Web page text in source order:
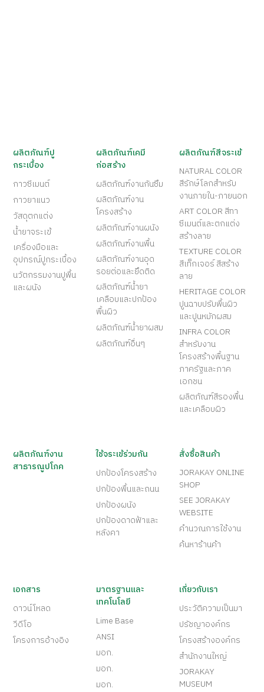
ผลิตภัณฑ์ปู
กระเบื้อง
กาวซีเมนต์
กาวยาแนว
วัสดุตกแต่ง
น้ำยาจระเข้
เครื่องมือและ
อุปกรณ์ปูกระเบื้อง
นวัตกรรมงานปูพื้น
และผนัง
ผลิตภัณฑ์เคมี
ก่อสร้าง
ผลิตภัณฑ์งานกันซึม
ผลิตภัณฑ์งาน
โครงสร้าง
ผลิตภัณฑ์งานผนัง
ผลิตภัณฑ์งานพื้น
ผลิตภัณฑ์งานอุด
รอยต่อและยึดติด
ผลิตภัณฑ์น้ำยา
เคลือบและปกป้อง
พื้นผิว
ผลิตภัณฑ์น้ำยาผสม
ผลิตภัณฑ์อื่นๆ
ผลิตภัณฑ์สีจระเข้
NATURAL COLOR
สีรักษ์โลกสำหรับ
งานภายใน-ภายนอก
ART COLOR สีทา
ซีเมนต์และตกแต่ง
สร้างลาย
TEXTURE COLOR
สีเท็กเจอร์ สีสร้าง
ลาย
HERITAGE COLOR
ปูนฉาบปรับพื้นผิว
และปูนหมักผสม
INFRA COLOR
สำหรับงาน
โครงสร้างพื้นฐาน
ภาครัฐและภาค
เอกชน
ผลิตภัณฑ์สีรองพื้น
และเคลือบผิว
ผลิตภัณฑ์งาน
สาธารณูปโภค
ใช้จระเข้ร่วมกัน
ปกป้องโครงสร้าง
ปกป้องพื้นและถนน
ปกป้องผนัง
ปกป้องดาดฟ้าและ
หลังคา
สั่งซื้อสินค้า
JORAKAY ONLINE
SHOP
SEE JORAKAY
WEBSITE
คำนวณการใช้งาน
ค้นหาร้านค้า
เอกสาร
ดาวน์โหลด
วีดีโอ
โครงการอ้างอิง
มาตรฐานและ
เทคโนโลยี
Lime Base
ANSI
มอก.
มอก.
มอก.
เกี่ยวกับเรา
ประวัติความเป็นมา
ปรัชญาองค์กร
โครงสร้างองค์กร
สำนักงานใหญ่
JORAKAY
MUSEUM